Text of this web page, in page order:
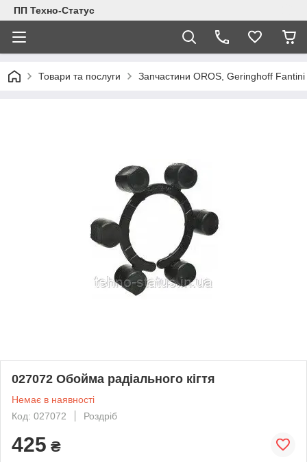
ПП Техно-Статус
Товари та послуги Запчастини OROS, Geringhoff
027072 Обойма радіального кігтя
Немає в наявності
Код: 027072
Роздріб
425 ₴